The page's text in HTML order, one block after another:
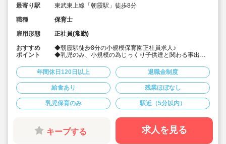
最寄り駅
東武東上線「朝霞駅」徒歩8分
職種
保育士
雇用形態
正社員(常勤)
おすすめ
ポイント
◆朝霞駅徒歩8分の小規模保育園正社員求人♪
◆乳児のみ、小規模の為じっくり子供達と関わる事出来
◆ICTシステムの導入を行い残業軽減を図ってます♪ま
た、事務業務に専念できる時間を作る等、様々な工夫を
されてます♪
◆月給25万～、賞与実績4.0ヶ月
年間休日120日以上 退職金制度
給食あり 残業ほぼなし
乳児保育のみ 駅近（5分以内）
キープする 求人を見る